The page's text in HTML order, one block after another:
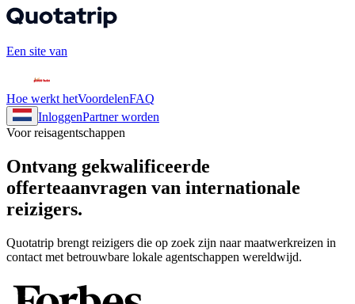
Een site van
Hoe werkt hetVoordelenFAQ
InloggenPartner worden
Voor reisagentschappen
Ontvang gekwalificeerde
offerteaanvragen van internationale
reizigers.
Quotatrip brengt reizigers die op zoek zijn naar maatwerkreizen in
contact met betrouwbare lokale agentschappen wereldwijd.